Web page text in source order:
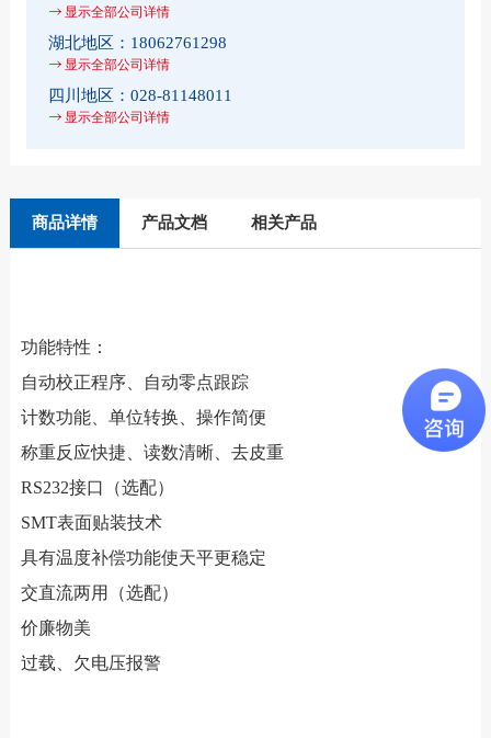
显示全部公司详情
湖北地区： 18062761298
显示全部公司详情
四川地区： 028-81148011
显示全部公司详情
商品详情 产品文档 相关产品
功能特性：
自动校正程序、自动零点跟踪
计数功能、单位转换、操作简便
称重反应快捷、读数清晰、去皮重
RS232接口（选配）
SMT表面贴装技术
具有温度补偿功能使天平更稳定
交直流两用（选配）
价廉物美
过载、欠电压报警